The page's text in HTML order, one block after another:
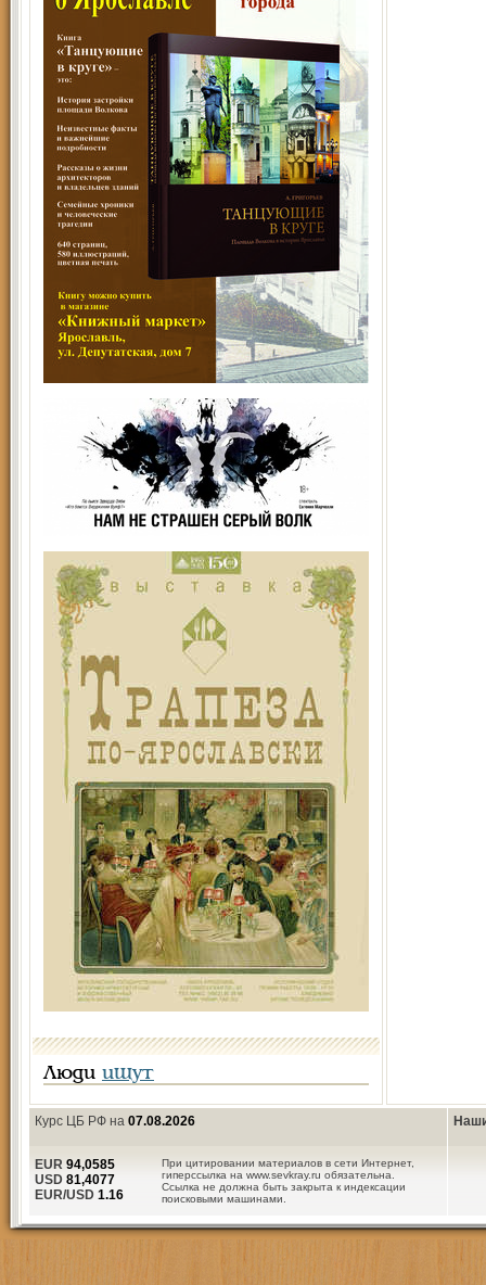
Люди ищут
Курс ЦБ РФ на 07.08.2026
При цитировании материалов в сети Интернет,
гиперссылка на www.sevkray.ru обязательна.
Ссылка не должна быть закрыта к индексации
поисковыми машинами.
EUR 94,0585
USD 81,4077
EUR/USD 1.16